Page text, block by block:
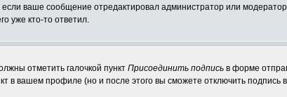
ваше сообщение отредактировал администратор или
уже кто-то ответил.
отметить галочкой пункт Присоединить подпись в форме
вашем профиле (но и после этого вы сможете отключить подпись